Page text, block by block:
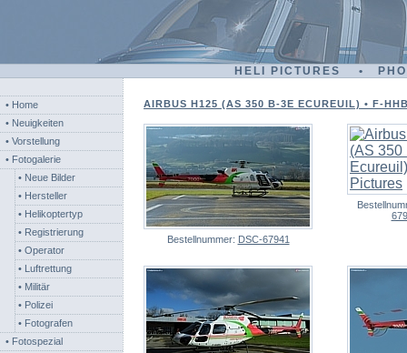
HELI PICTURES •
• Home
• Neuigkeiten
• Vorstellung
• Fotogalerie
• Neue Bilder
• Hersteller
• Helikoptertyp
• Registrierung
• Operator
• Luftrettung
• Militär
• Polizei
• Fotografen
• Fotospezial
AIRBUS H125 (AS 350 B-3E ECUREUIL) • F-
Bestellnummer: DSC-67941